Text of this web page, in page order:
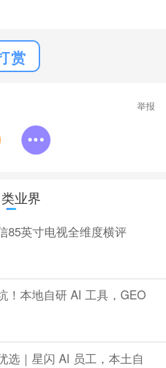
赏
举报
业界
85英寸电视全维度横评
！本地自研 AI 工具，GEO
选｜星闪 AI 员工，本土自